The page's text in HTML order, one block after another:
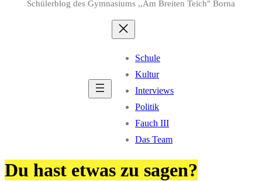
Schülerblog des Gymnasiums ,,Am Breiten Teich" Borna
Schule
Kultur
Interviews
Politik
Fauch III
Das Team
Du hast etwas zu sagen?